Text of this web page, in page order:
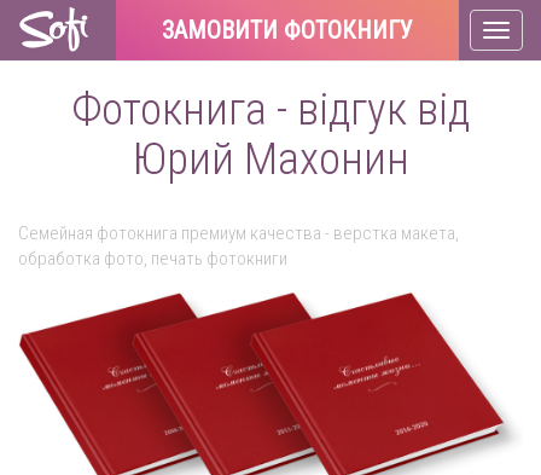
ЗАМОВИТИ ФОТОКНИГУ
Фотокнига - відгук від
Юрий Махонин
Семейная фотокнига премиум качества - верстка макета,
обработка фото, печать фотокниги